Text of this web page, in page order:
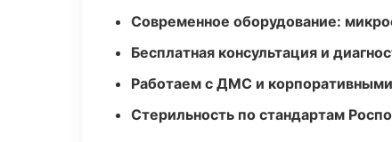
Современное оборудование:
Бесплатная консультация и
Работаем с ДМС и
Стерильность по стандартам